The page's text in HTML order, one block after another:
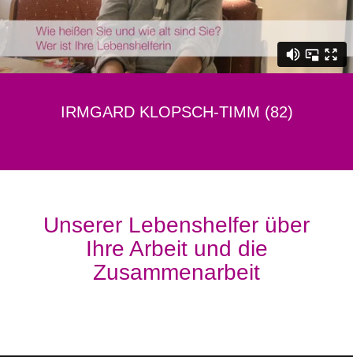
IRMGARD KLOPSCH-TIMM (82)
Unserer Lebenshelfer über
Ihre Arbeit und die
Zusammenarbeit